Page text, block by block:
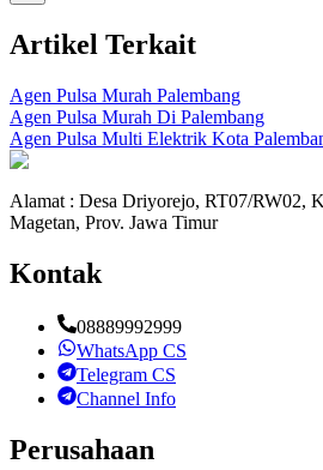
Artikel Terkait
Agen Pulsa Murah Palembang
Agen Pulsa Murah Di Palembang
Agen Pulsa Multi Elektrik Kota
Alamat : Desa Driyorejo, RT07/RW02,
Magetan, Prov. Jawa Timur
Kontak
08889992999
WhatsApp CS
Telegram CS
Channel Info
Perusahaan